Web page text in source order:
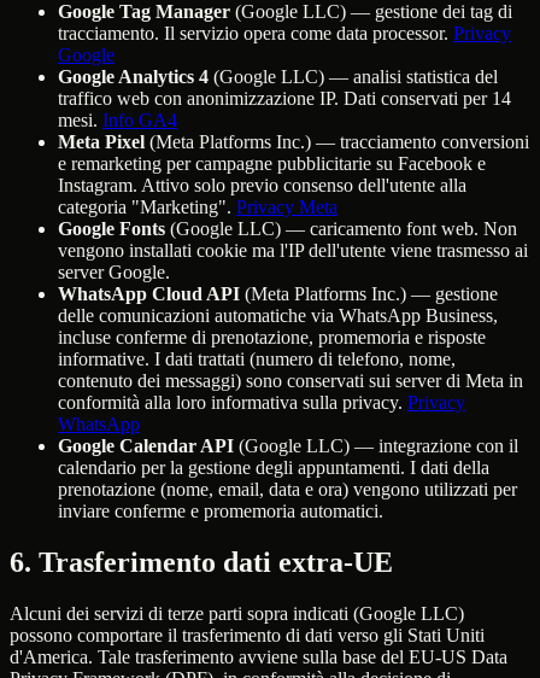
Google Tag Manager (Google LLC) — gestione dei tag di
tracciamento. Il servizio opera come data processor. Privacy
Google
Google Analytics 4 (Google LLC) — analisi statistica del
traffico web con anonimizzazione IP. Dati conservati per 14
mesi. Info GA4
Meta Pixel (Meta Platforms Inc.) — tracciamento conversioni
e remarketing per campagne pubblicitarie su Facebook e
Instagram. Attivo solo previo consenso dell'utente alla
categoria "Marketing". Privacy Meta
Google Fonts (Google LLC) — caricamento font web. Non
vengono installati cookie ma l'IP dell'utente viene trasmesso ai
server Google.
WhatsApp Cloud API (Meta Platforms Inc.) — gestione
delle comunicazioni automatiche via WhatsApp Business,
incluse conferme di prenotazione, promemoria e risposte
informative. I dati trattati (numero di telefono, nome,
contenuto dei messaggi) sono conservati sui server di Meta in
conformità alla loro informativa sulla privacy. Privacy
WhatsApp
Google Calendar API (Google LLC) — integrazione con il
calendario per la gestione degli appuntamenti. I dati della
prenotazione (nome, email, data e ora) vengono utilizzati per
inviare conferme e promemoria automatici.
6. Trasferimento dati extra-UE
Alcuni dei servizi di terze parti sopra indicati (Google LLC)
possono comportare il trasferimento di dati verso gli Stati Uniti
d'America. Tale trasferimento avviene sulla base del EU-US Data